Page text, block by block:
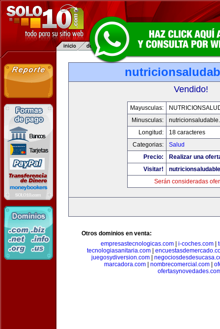
Vendido!
Mayusculas:
Minusculas:
Longitud:
18 caracteres
Categorias:
Salud
Precio:
Realizar una
Visitar!
Serán consideradas
Otros dominios en venta:
empresastecnologicas.com
i-coches.com
tecnologiasanitaria.com|
juegosydiversion.com
marcadora.com| nombrecomercial.com|